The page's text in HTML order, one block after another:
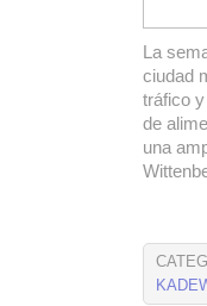
La
ciudad
tráfico
de
una